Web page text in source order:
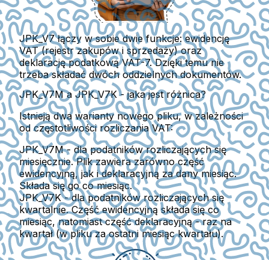
JPK_V7 łączy w sobie dwie funkcje: ewidencję
VAT(rejestr zakupów i sprzedaży) oraz
deklarację podatkową VAT-7. Dzięki temu nie
trzeba składać dwóch oddzielnych dokumentów.
JPK_V7M a JPK_V7K - jaka jest różnica?
Istnieją dwa warianty nowego pliku, w zależności
od częstotliwości rozliczania VAT:
JPK_V7M- dla podatników rozliczających się
miesięcznie. Plik zawiera zarówno część
ewidencyjną, jak i deklaracyjną za dany miesiąc.
Składa się go co miesiąc.
JPK_V7K- dla podatników rozliczających się
kwartalnie. Część ewidencyjną składa się co
miesiąc, natomiast część deklaracyjną - raz na
kwartał (w pliku za ostatni miesiąc kwartału).